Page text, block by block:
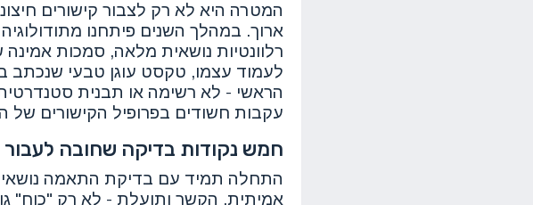
המטרה היא לא רק לצבור קישורים
ארוך. במהלך השנים פיתחנו
רלוונטיות נושאית מלאה, סמכות
לעמוד עצמו, טקסט עוגן טבעי שנכתב
הראשי - לא רשימה או תבנית
עקבות חשודים בפרופיל הקישורים
חמש נקודות בדיקה שחובה לעבור
התחלה תמיד עם בדיקת התאמה